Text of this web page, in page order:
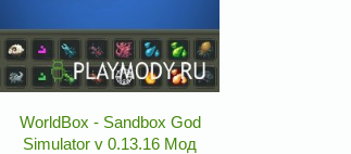
WorldBox - Sandbox God
Simulator v 0.13.16 Мод